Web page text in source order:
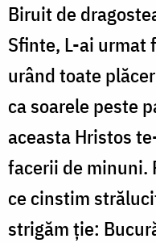
Biruit de
Sfinte, L-ai urmat
urând toate
ca soarele peste
aceasta Hristos
facerii de minuni.
ce cinstim
strigăm ție: